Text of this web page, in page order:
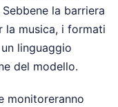
la barriera
la musica, i formati
linguaggio
del modello.
monitoreranno